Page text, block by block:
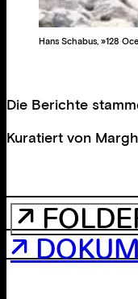
Hans Schabus, »128
Die Berichte
Kuratiert von
↗
↗